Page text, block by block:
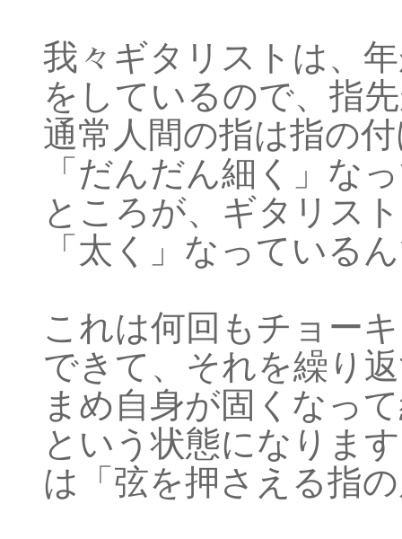
我々ギタリストは、
をしているので、指
通常人間の指は指の
「だんだん細く」な
ところが、ギタリス
「太く」なっている
これは何回もチョー
できて、それを繰り
まめ自身が固くなっ
という状態になりま
は「弦を押さえる指